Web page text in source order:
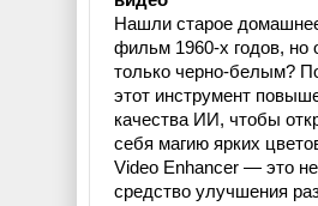
Нашли старое
фильм 1960-х годов, но
только черно-белым?
этот инструмент
качества ИИ, чтобы
себя магию ярких
Video Enhancer — это
средство улучшения